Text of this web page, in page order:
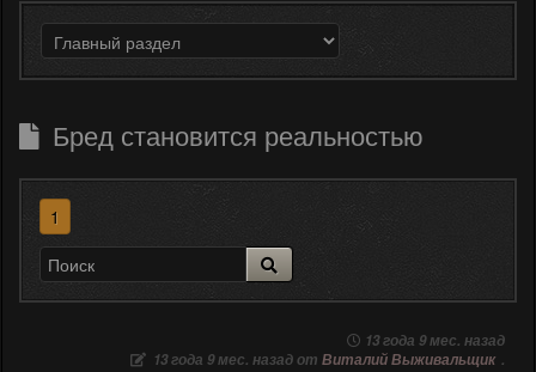
Форум
Бред становится реальностью
1
13 года 9 мес. назад
13 года 9 мес. назад от Виталий Выживальщик .